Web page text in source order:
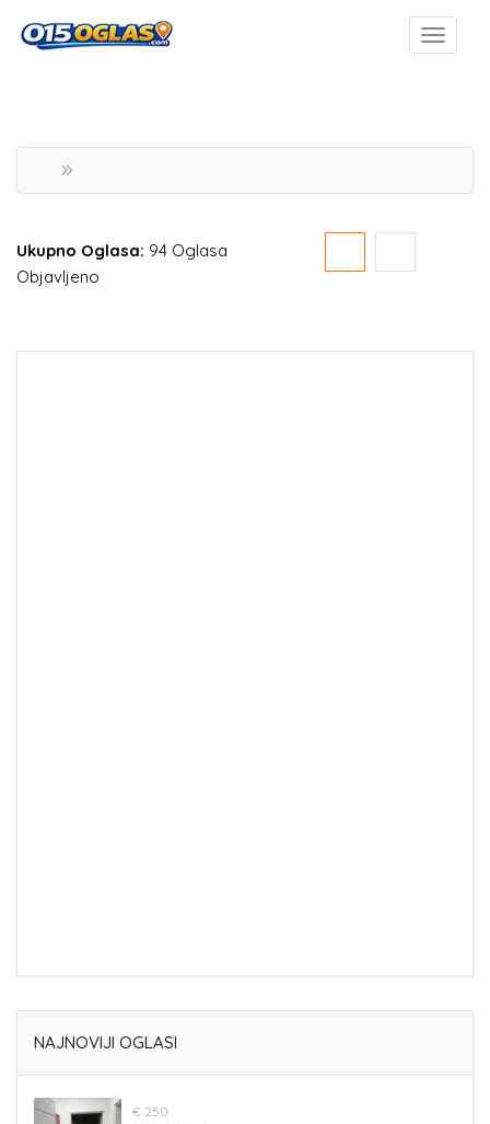
Ukupno Oglasa: 94 Oglasa
Objavljeno
NAJNOVIJI OGLASI
€ 250